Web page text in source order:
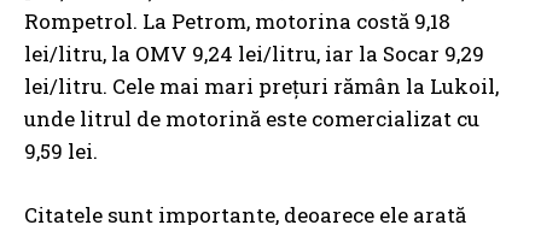
Rompetrol. La Petrom, motorina costă 9,18
lei/litru, la OMV 9,24 lei/litru, iar la Socar 9,29
lei/litru. Cele mai mari prețuri rămân la Lukoil,
unde litrul de motorină este comercializat cu
9,59 lei.
Citatele sunt importante, deoarece ele arată